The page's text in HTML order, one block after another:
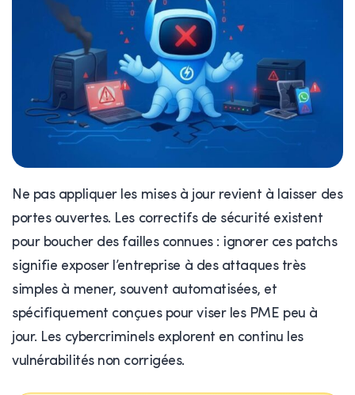
Ne pas appliquer les mises à jour revient à laisser des
portes ouvertes. Les correctifs de sécurité existent
pour boucher des failles connues : ignorer ces patchs
signifie exposer l’entreprise à des attaques très
simples à mener, souvent automatisées, et
spécifiquement conçues pour viser les PME peu à
jour. Les cybercriminels explorent en continu les
vulnérabilités non corrigées.